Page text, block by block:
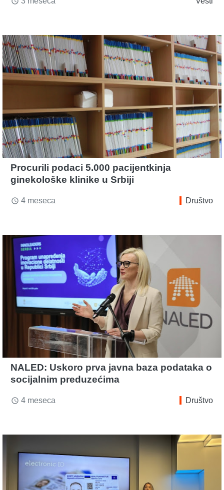
Procurili podaci 5.000 pacijentkinja
ginekološke klinike u Srbiji
access_time 4 meseca Društvo
NALED: Uskoro prva javna baza podataka o
socijalnim preduzećima
access_time 4 meseca Društvo